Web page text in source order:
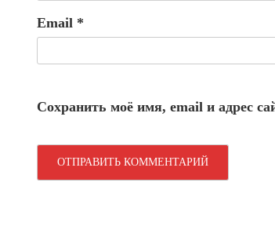
Email *
Сохранить моё имя, email и адрес